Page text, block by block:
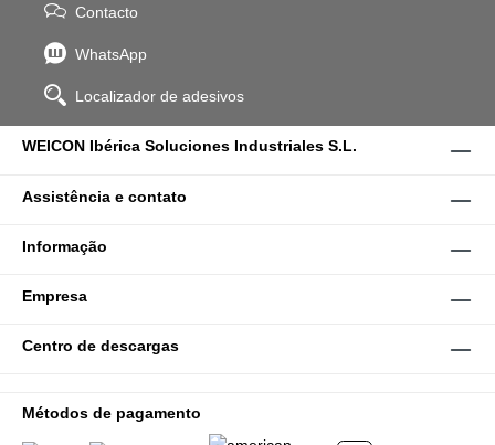
Contacto
WhatsApp
Localizador de adesivos
WEICON Ibérica Soluciones Industriales S.L.
Assistência e contato
Informação
Empresa
Centro de descargas
Métodos de pagamento